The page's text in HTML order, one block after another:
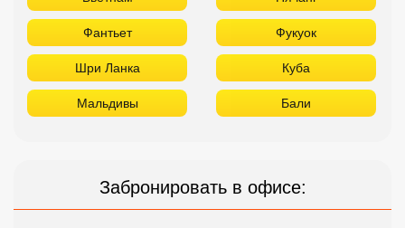
Фантьет Фукуок
Шри Ланка Куба
Мальдивы Бали
Забронировать в офисе: